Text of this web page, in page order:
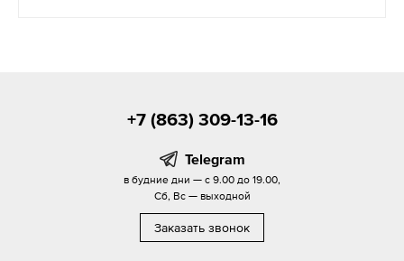
+7 (863) 309-13-16
Telegram
в будние дни — с 9.00 до 19.00,
Сб, Вс — выходной
Заказать звонок